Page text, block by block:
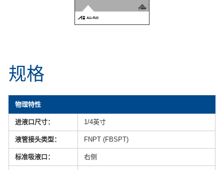
规格
物理特性
进液口尺寸： 1/4英寸
液管接头类型： FNPT (FBSPT)
标准吸液口： 右侧